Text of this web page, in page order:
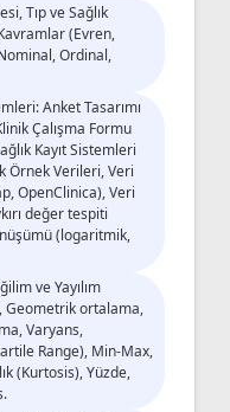
Tıp ve Sağlık
(Evren,
Ordinal,
Anket Tasarımı
Çalışma Formu
Kayıt Sistemleri
Örnek Verileri, Veri
OpenClinica), Veri
değer tespiti
(logaritmik,
ve Yayılım
Geometrik ortalama,
Varyans,
Range), Min-Max,
(Kurtosis), Yüzde,